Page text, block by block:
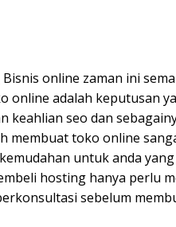
Bisnis online zaman ini
online adalah keputusan
keahlian seo dan
membuat toko online
untuk anda
hosting hanya perlu
sebelum